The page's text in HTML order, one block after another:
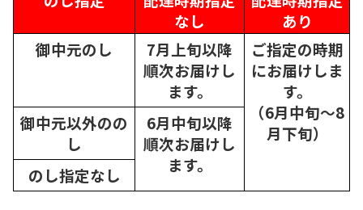
なし
あり
御中元のし
7月上旬以降
順次お届けし
ます。
ご指定の時期
にお届けしま
す。
（6月中旬～8
月下旬）
御中元以外のの
し
6月中旬以降
順次お届けし
ます。
のし指定なし